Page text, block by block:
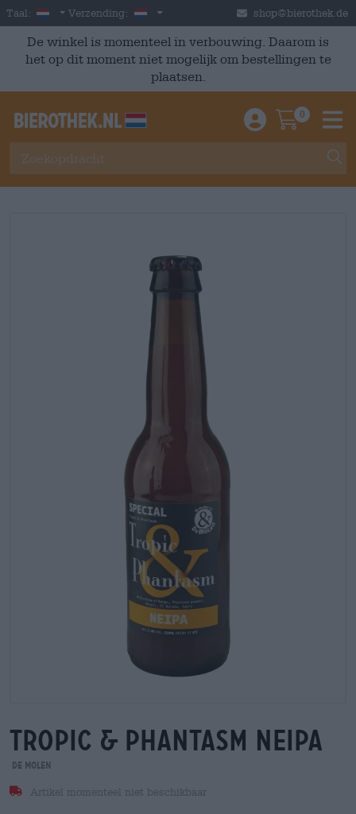
Skip to main content
Taal: Dutch
Verzending: Nederland shop@bierothek.de
De winkel is momenteel in verbouwing. Daarom is
het op dit moment niet mogelijk om bestellingen te
plaatsen.
Einloggen /
0
tropic & phantasm neipa
De Molen
Artikel momenteel niet beschikbaar